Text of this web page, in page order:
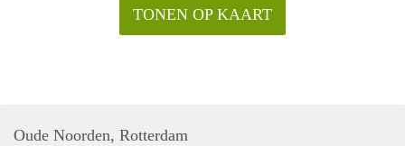
TONEN OP KAART
Oude Noorden, Rotterdam